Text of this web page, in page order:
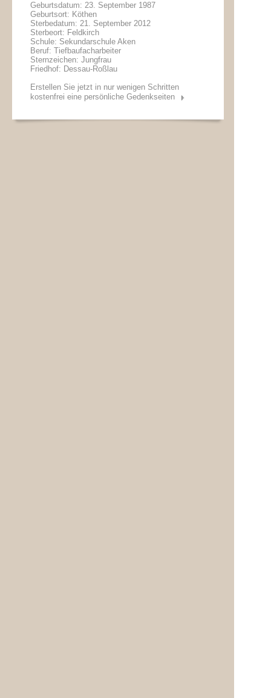
Geburtsdatum: 23. September 1987
Geburtsort: Köthen
Sterbedatum: 21. September 2012
Sterbeort: Feldkirch
Schule: Sekundarschule Aken
Beruf: Tiefbaufacharbeiter
Sternzeichen: Jungfrau
Friedhof: Dessau-Roßlau
Erstellen Sie jetzt in nur wenigen Schritten
kostenfrei eine persönliche Gedenkseiten